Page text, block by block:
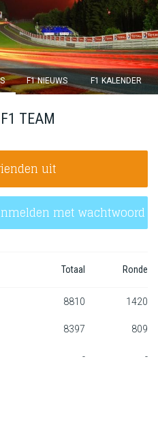
×
F1 NIEUWS F1 KALENDER
TEAM
uit
met wachtwoord
Totaal Ronde
8810 1420
8397 809
- -